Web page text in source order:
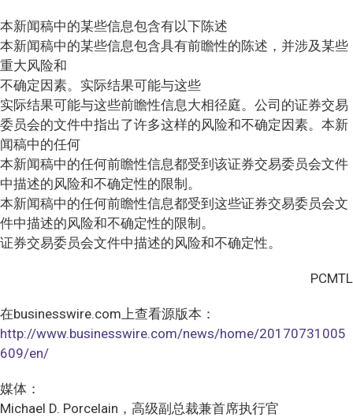
本新闻稿中的某些信息包含有以下陈述
本新闻稿中的某些信息包含具有前瞻性的陈述，并涉及某些
重大风险和
不确定因素。实际结果可能与这些
实际结果可能与这些前瞻性信息大相径庭。公司的证券交易
委员会的文件中指出了许多这样的风险和不确定因素。本新
闻稿中的任何
本新闻稿中的任何前瞻性信息都受到该证券交易委员会文件
中描述的风险和不确定性的限制。
本新闻稿中的任何前瞻性信息都受到这些证券交易委员会文
件中描述的风险和不确定性的限制。
证券交易委员会文件中描述的风险和不确定性。
PCMTL
在businesswire.com上查看源版本：
http://www.businesswire.com/news/home/20170731005
609/en/
媒体：
Michael D. Porcelain，高级副总裁兼首席执行官